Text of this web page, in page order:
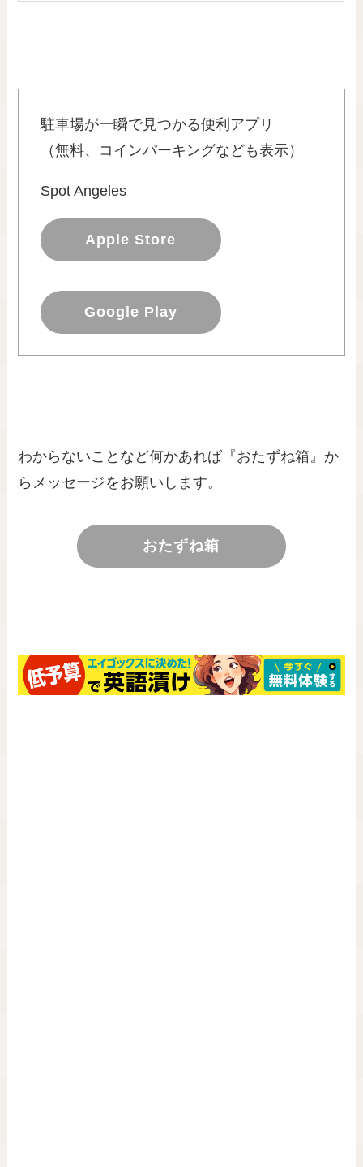
駐車場が一瞬で見つかる便利アプリ
（無料、コインパーキングなども表示）
Spot Angeles
Apple Store
Google Play
わからないことなど何かあれば『おたずね箱』か
らメッセージをお願いします。
おたずね箱